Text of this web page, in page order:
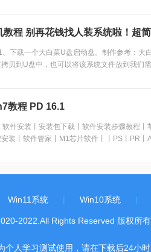
程 别再花钱找人装系统啦！超
下载一个大白菜U盘启动盘。制作参考：大
贝到U盘中，也可以将该系统文件放到我们
教程 PD 16.1
件安装丨安装包下载丨软件安装步骤教程丨
安装丨软件管家丨M1芯片软件丨丨PS丨PR丨
Mac系统，如何卸载软件...
Win11系统 Win10系统
2022.All Rights Reserved 版权所
个人学习测试使用，请在下载后24小